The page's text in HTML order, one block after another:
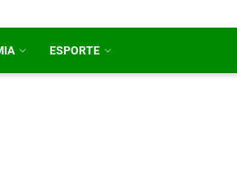
ESPORTE